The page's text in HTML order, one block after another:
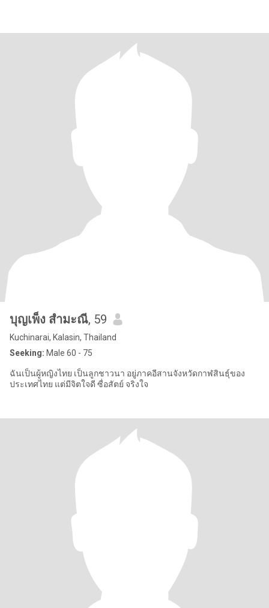
บุญเพ็ง สำมะณี, 59
Kuchinarai, Kalasin, Thailand
Seeking: Male 60 - 75
ฉันเป็นผู้หญิงไทย เป็นลูกชาวนา อยู่ภาคอีสานจังหวัดกาฬสินธุ์ของ
ประเทศไทย แต่มีจิตใจดี ซื่อสัตย์ จริงใจ